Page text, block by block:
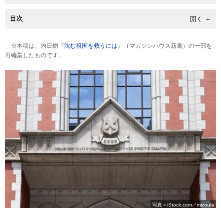
目次
※本稿は、内田樹『沈む祖国を救うには 』（マガジンハウス新書）の一部を
再編集したものです。
写真＝iStock.com／mizoula